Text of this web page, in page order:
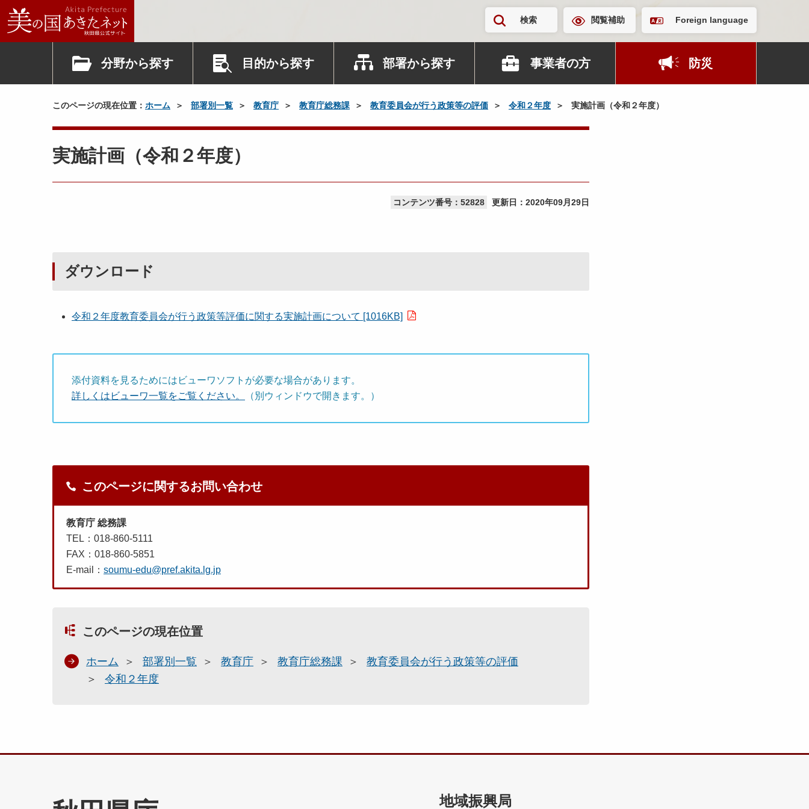
検索 閲覧補助 Foreign language
分野から探す 目的から探す 部署から探す 事業者の方 防災
このページの現在位置： ホーム 部署別一覧 教育庁 教育庁総務課 教育委員会が行う政策等の評価 令和２年度 実施計画（令和２年度）
実施計画（令和２年度）
コンテンツ番号：52828 更新日： 2020年09月29日
ダウンロード
令和２年度教育委員会が行う政策等評価に関する実施計画について [1016KB]
添付資料を見るためにはビューワソフトが必要な場合があります。
詳しくはビューワ一覧をご覧ください。
（別ウィンドウで開きます。）
このページに関するお問い合わせ
教育庁 総務課
TEL：018-860-5111
FAX：018-860-5851
E-mail： soumu-edu@pref.akita.lg.jp
このページの現在位置
ホーム 部署別一覧 教育庁 教育庁総務課
教育委員会が行う政策等の評価
令和２年度
地域振興局